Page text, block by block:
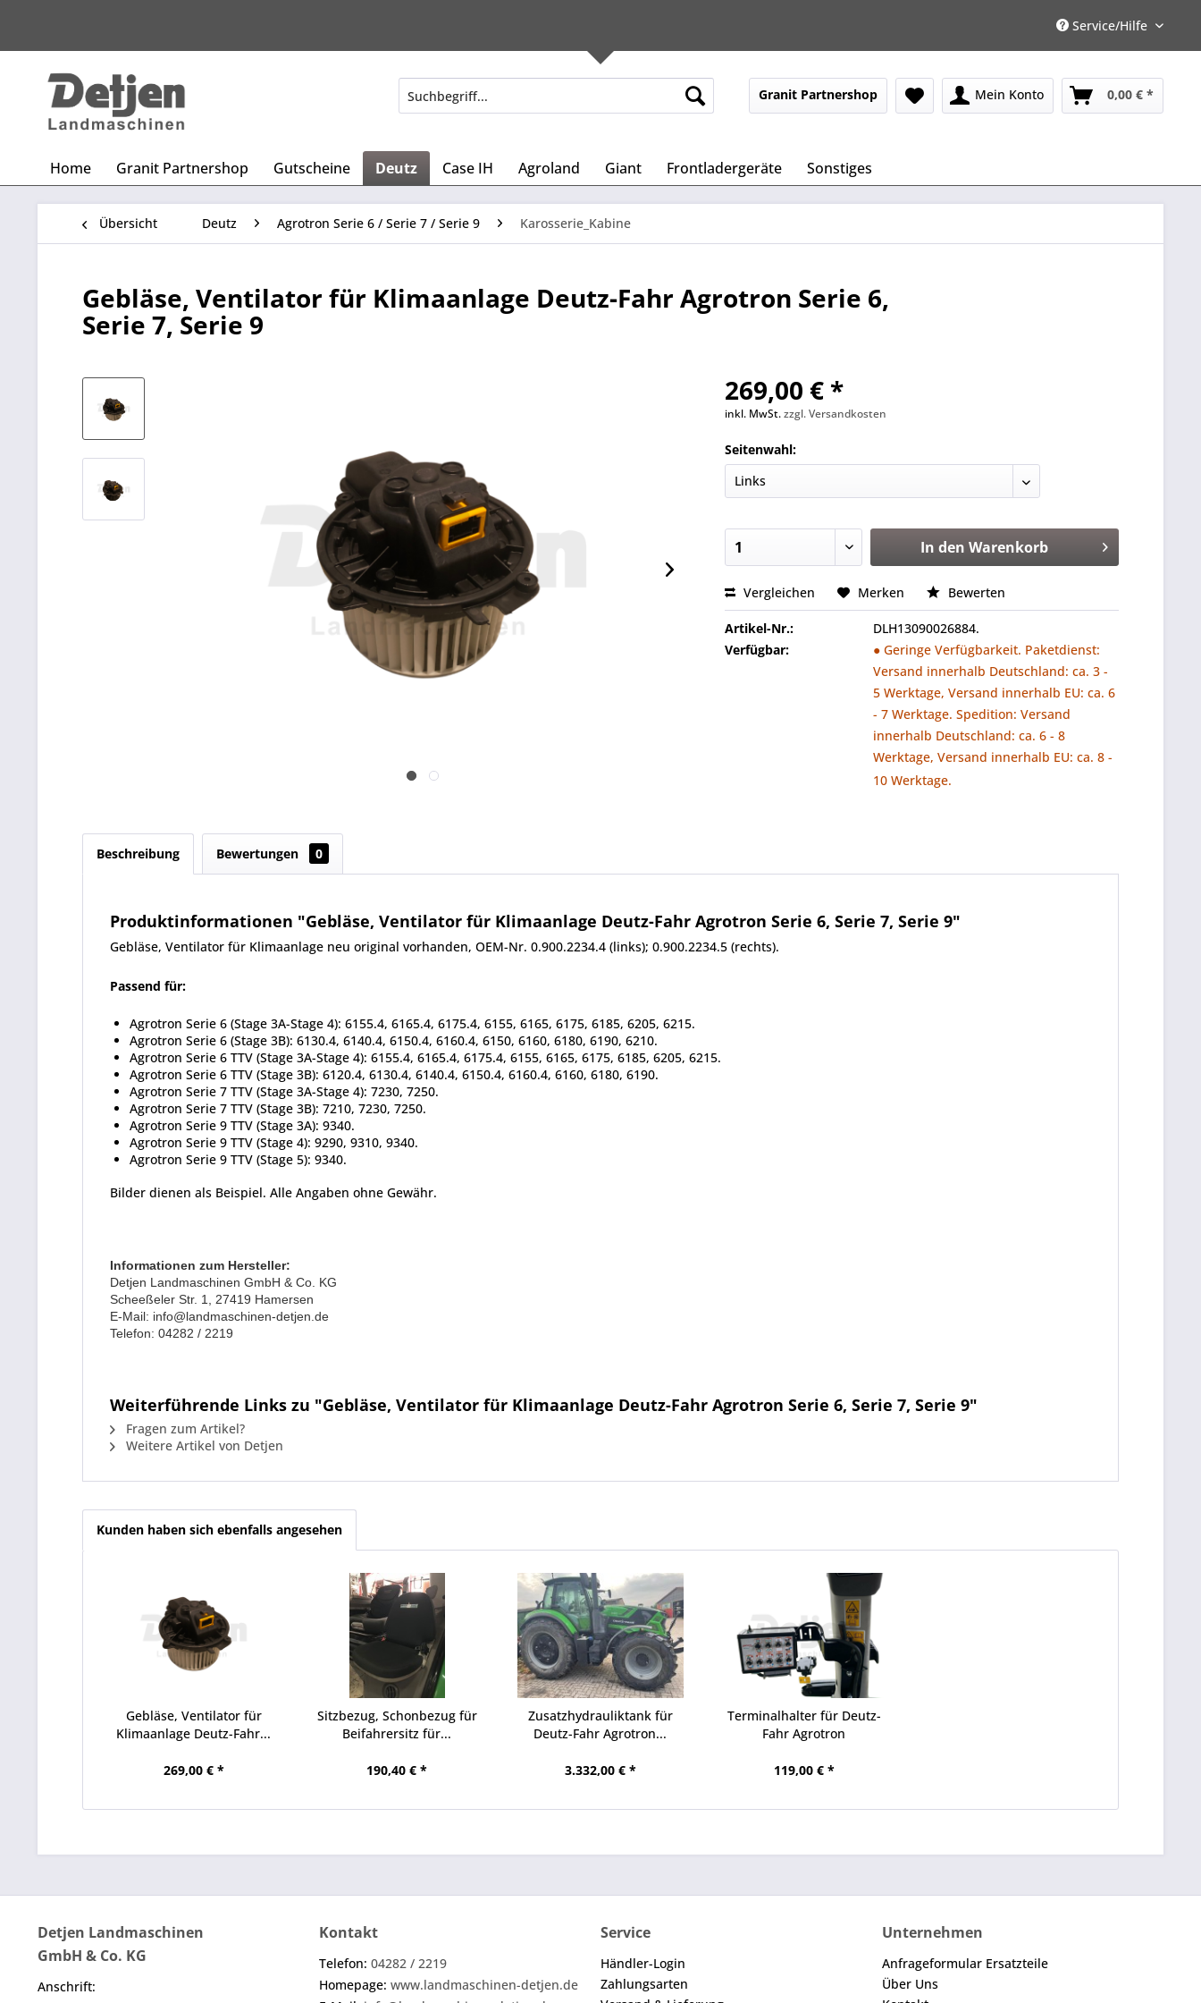
Service/Hilfe
Granit Partnershop Mein Konto 0,00 € *
Home Granit Partnershop Gutscheine Deutz Case IH Agroland Giant Frontladergeräte Sonstiges
Übersicht Deutz Agrotron Serie 6 / Serie 7 / Serie 9 Karosserie_Kabine
Gebläse, Ventilator für Klimaanlage Deutz-Fahr Agrotron Serie 6,
Serie 7, Serie 9
269,00 € *
inkl. MwSt.zzgl. Versandkosten
Seitenwahl:
In den Warenkorb
Vergleichen Merken Bewerten
Artikel-Nr.:
DLH13090026884.
Verfügbar:
● Geringe Verfügbarkeit. Paketdienst:
Versand innerhalb Deutschland: ca. 3 -
5 Werktage, Versand innerhalb EU: ca. 6
- 7 Werktage. Spedition: Versand
innerhalb Deutschland: ca. 6 - 8
Werktage, Versand innerhalb EU: ca. 8 -
10 Werktage.
Beschreibung Bewertungen 0
Produktinformationen "Gebläse, Ventilator für Klimaanlage Deutz-Fahr Agrotron Serie 6, Serie 7, Serie 9"
Gebläse, Ventilator für Klimaanlage neu original vorhanden, OEM-Nr. 0.900.2234.4 (links); 0.900.2234.5 (rechts).
Passend für:
Agrotron Serie 6 (Stage 3A-Stage 4): 6155.4, 6165.4, 6175.4, 6155, 6165, 6175, 6185, 6205, 6215.
Agrotron Serie 6 (Stage 3B): 6130.4, 6140.4, 6150.4, 6160.4, 6150, 6160, 6180, 6190, 6210.
Agrotron Serie 6 TTV (Stage 3A-Stage 4): 6155.4, 6165.4, 6175.4, 6155, 6165, 6175, 6185, 6205, 6215.
Agrotron Serie 6 TTV (Stage 3B): 6120.4, 6130.4, 6140.4, 6150.4, 6160.4, 6160, 6180, 6190.
Agrotron Serie 7 TTV (Stage 3A-Stage 4): 7230, 7250.
Agrotron Serie 7 TTV (Stage 3B): 7210, 7230, 7250.
Agrotron Serie 9 TTV (Stage 3A): 9340.
Agrotron Serie 9 TTV (Stage 4): 9290, 9310, 9340.
Agrotron Serie 9 TTV (Stage 5): 9340.
Bilder dienen als Beispiel. Alle Angaben ohne Gewähr.
Informationen zum Hersteller:
Detjen Landmaschinen GmbH & Co. KG
Scheeßeler Str. 1, 27419 Hamersen
E-Mail: info@landmaschinen-detjen.de
Telefon: 04282 / 2219
Weiterführende Links zu "Gebläse, Ventilator für Klimaanlage Deutz-Fahr Agrotron Serie 6, Serie 7, Serie 9"
Fragen zum Artikel?
Weitere Artikel von Detjen
Kunden haben sich ebenfalls angesehen
Gebläse, Ventilator für
Klimaanlage Deutz-Fahr...
269,00 € *
Sitzbezug, Schonbezug für
Beifahrersitz für...
190,40 € *
Zusatzhydrauliktank für
Deutz-Fahr Agrotron...
3.332,00 € *
Terminalhalter für Deutz-
Fahr Agrotron
119,00 € *
Detjen Landmaschinen
GmbH & Co. KG
Anschrift:
Kontakt
Telefon: 04282 / 2219
Homepage: www.landmaschinen-detjen.de
Service
Händler-Login
Zahlungsarten
Unternehmen
Anfrageformular Ersatzteile
Über Uns